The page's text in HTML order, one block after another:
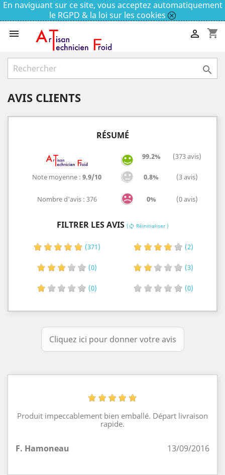
En naviguant sur ce site, vous acceptez automatiquement
le RGPD & la loi sur les cookies
 shopping_cart


AVIS CLIENTS
RÉSUMÉ
99.2% (373 avis)
Note moyenne : 9.9/10 0.8% (3 avis)
Nombre d'avis : 376 0% (0 avis)
FILTRER LES AVIS ( sync Réinitialiser )
(371) (2)
(0) (3)
(0) (0)
Cliquez ici pour donner votre avis
Produit impeccablement bien emballé. Départ livraison
rapide.
F. Hamoneau 13/09/2016